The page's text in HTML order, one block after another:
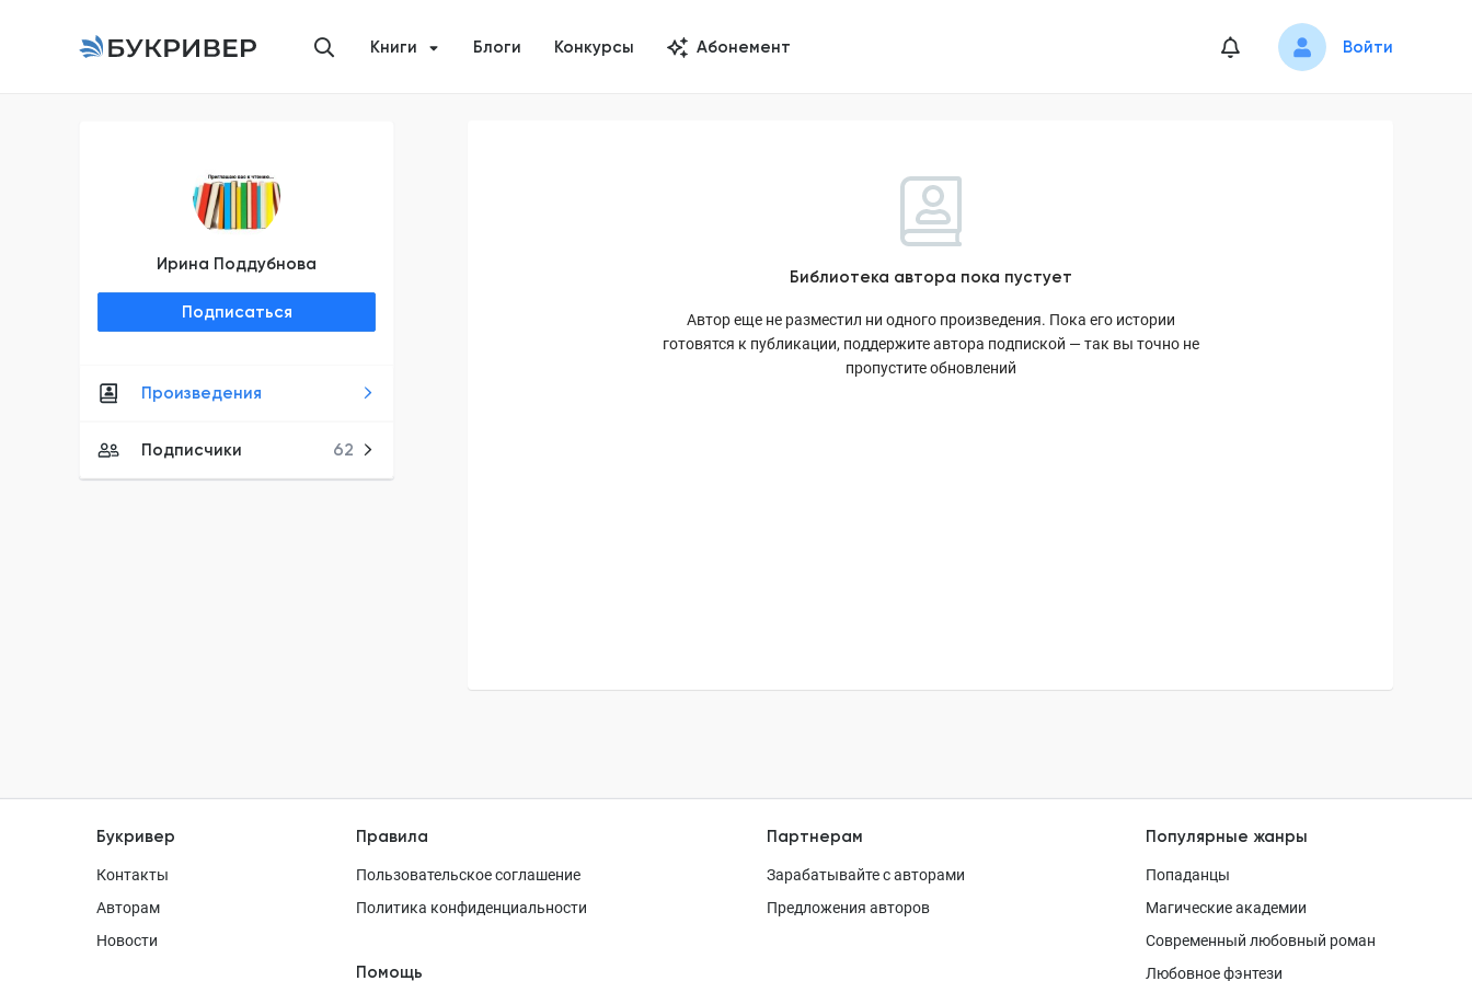
Книги Блоги Конкурсы Абонемент Войти
Ирина Поддубнова
Подписаться
Произведения
Подписчики 62
Библиотека автора пока пустует
Автор еще не разместил ни одного произведения. Пока его истории
готовятся к публикации, поддержите автора подпиской — так вы точно не
пропустите обновлений
Букривер
Контакты
Авторам
Новости
Правила
Пользовательское соглашение
Политика конфиденциальности
Помощь
Партнерам
Зарабатывайте с авторами
Предложения авторов
Популярные жанры
Попаданцы
Магические академии
Современный любовный роман
Любовное фэнтези